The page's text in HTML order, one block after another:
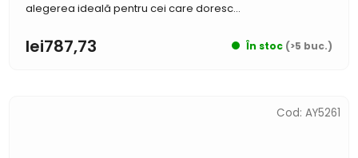
În stoc (>5 buc.)
lei787,73
alegerea ideală pentru cei care doresc...
Cod: AY5261